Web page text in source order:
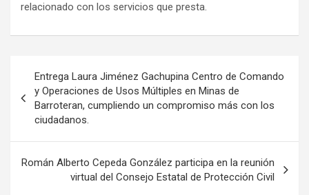
relacionado con los servicios que presta.
entradas
Entrega Laura Jiménez Gachupina Centro de Comando
y Operaciones de Usos Múltiples en Minas de
Barroteran, cumpliendo un compromiso más con los
ciudadanos.
Román Alberto Cepeda González participa en la reunión
virtual del Consejo Estatal de Protección Civil